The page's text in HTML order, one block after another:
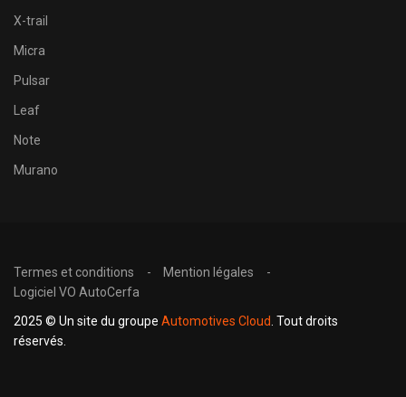
X-trail
Micra
Pulsar
Leaf
Note
Murano
Termes et conditions
Mention légales
Logiciel VO AutoCerfa
2025 © Un site du groupe Automotives Cloud . Tout droits
réservés.